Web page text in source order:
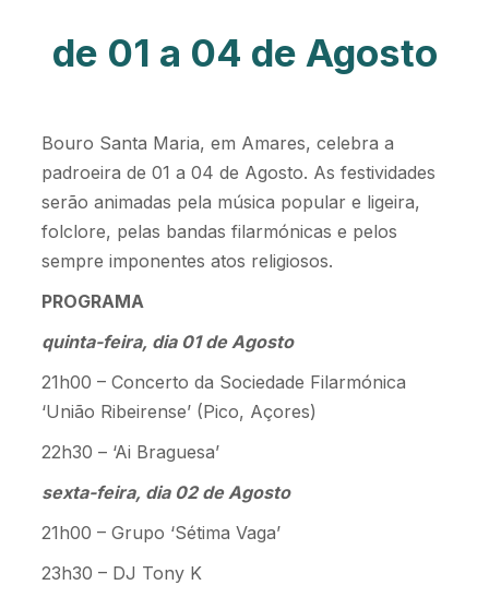
de 01 a 04 de Agosto
Bouro Santa Maria, em Amares, celebra a
padroeira de 01 a 04 de Agosto. As festividades
serão animadas pela música popular e ligeira,
folclore, pelas bandas filarmónicas e pelos
sempre imponentes atos religiosos.
PROGRAMA
quinta-feira, dia 01 de Agosto
21h00 – Concerto da Sociedade Filarmónica
‘União Ribeirense’ (Pico, Açores)
22h30 – ‘Ai Braguesa’
sexta-feira, dia 02 de Agosto
21h00 – Grupo ‘Sétima Vaga’
23h30 – DJ Tony K